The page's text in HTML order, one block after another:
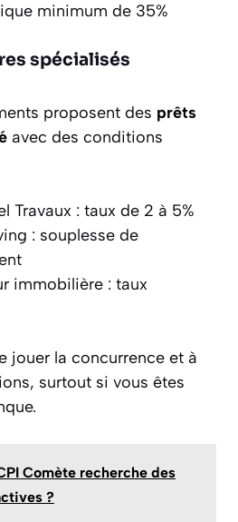
minimum de 35%
spécialisés
proposent des prêts
avec des conditions
Travaux : taux de 2 à 5%
: souplesse de
immobilière : taux
jouer la concurrence et à
surtout si vous êtes
Comète recherche des
?